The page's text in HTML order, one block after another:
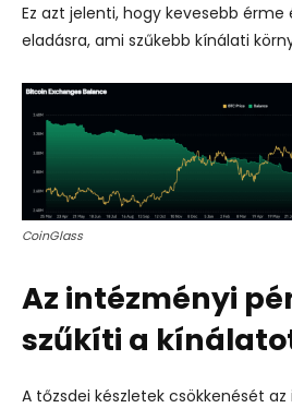
Ez azt jelenti, hogy kevesebb érme
eladásra, ami szűkebb kínálati
CoinGlass
Az intézményi
szűkíti a
A tőzsdei készletek csökkenését